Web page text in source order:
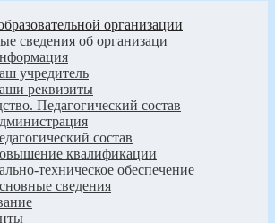
организации
сведения об организаци
учредитель
реквизиты
Педагогический состав
состав
квалификации
техническое обеспечение
сведения